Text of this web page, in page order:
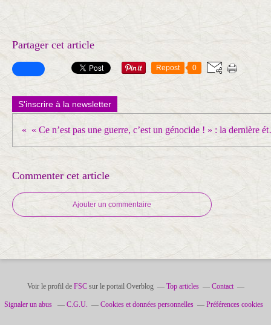
Partager cet article
Repost 0
S'inscrire à la newsletter
« Ce n’est pas
Commenter cet article
Ajouter un commentaire
Voir le profil de FSCsur le portail Overblog Top articles Contact
Signaler un abus C.G.U. Cookies et données personnelles Préférences cookies